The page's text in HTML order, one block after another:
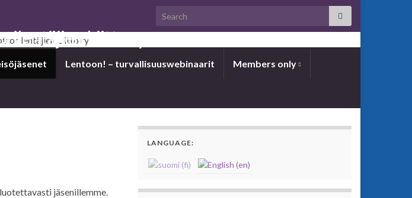
Search for:
Liitto ry
Len­toon! – tur­val­li­suus­we­bi­naa­rit Members only
jäsenillemme.
LANGUAGE: